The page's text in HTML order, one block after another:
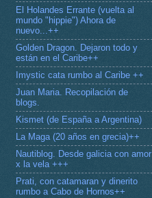
El Holandes Errante (vuelta al
mundo "hippie") Ahora de
nuevo...++
Golden Dragon. Dejaron todo y
están en el Caribe++
Imystic cata rumbo al Caribe ++
Juan Maria. Recopilación de
blogs.
Kismet (de España a Argentina)
La Maga (20 años en grecia)++
Nautiblog. Desde galicia con amor
x la vela +++
Prati, con catamaran y dinerito
rumbo a Cabo de Hornos++